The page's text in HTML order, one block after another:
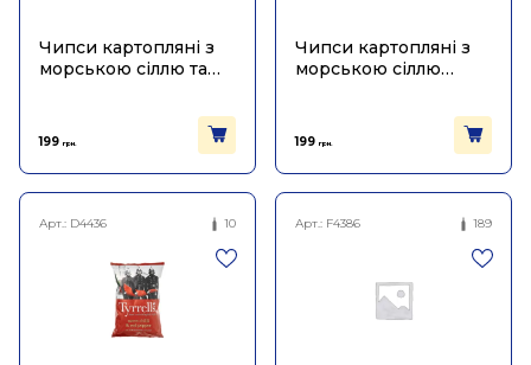
Чипси картопляні з
морською сіллю та
199 грн.
Чипси картопляні з
морською сіллю
199 грн.
Арт.: D4436 10 Арт.: F4386 189